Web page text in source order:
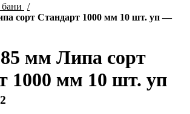
сорт Стандарт 1000 мм 10 шт. уп —
мм Липа сорт
1000 мм 10 шт. уп